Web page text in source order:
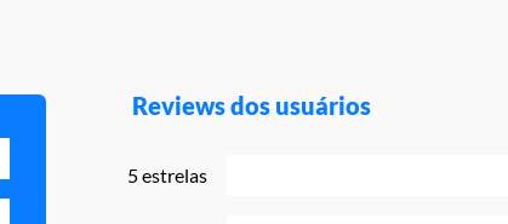
Reviews dos usuários
5 estrelas